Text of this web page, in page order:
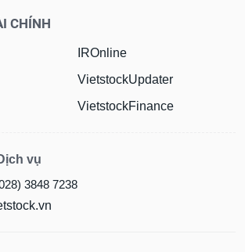
CHÍNH
IROnline
VietstockUpdater
VietstockFinance
vụ
3848 7238